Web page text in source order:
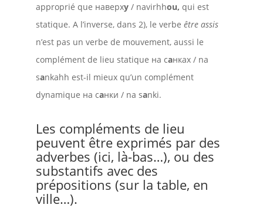
approprié que наверху/ navirhhou, qui est
statique. A l’inverse, dans 2), le verbe être assis
n’est pas un verbe de mouvement, aussi le
complément de lieu statique на санках / na
sankahh est-il mieux qu’un complément
dynamique на санки / na sanki.
Les compléments de lieu
peuvent être exprimés par des
adverbes (ici, là-bas…), ou des
substantifs avec des
prépositions (sur la table, en
ville…).